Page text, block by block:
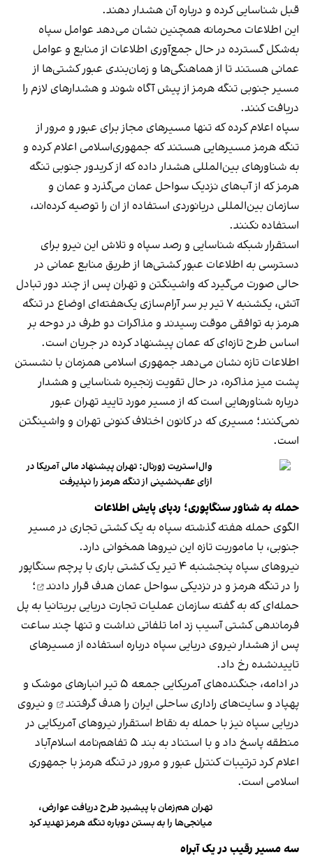
قبل شناسایی کرده و درباره آن هشدار دهند.
این اطلاعات محرمانه همچنین نشان می‌دهد عوامل سپاه
به‌شکل گسترده در حال جمع‌آوری اطلاعات از منابع و عوامل
عمانی هستند تا از هماهنگی‌ها و زمان‌بندی عبور کشتی‌ها از
مسیر جنوبی تنگه هرمز از پیش آگاه شوند و هشدارهای لازم را
دریافت کنند.
سپاه اعلام کرده که تنها مسیرهای مجاز برای عبور و مرور از
تنگه هرمز مسیرهایی هستند که جمهوری‌اسلامی اعلام کرده و
به شناورهای بین‌المللی هشدار داده که از کریدور جنوبی تنگه
هرمز که از آب‌های نزدیک سواحل عمان می‌گذرد و عمان و
سازمان بین‌المللی دریانوردی استفاده از ان را توصیه کرده‌اند،
استفاده نکنند.
استقرار شبکه شناسایی و رصد سپاه و تلاش این نیرو برای
دسترسی به اطلاعات عبور کشتی‌ها از طریق منابع عمانی در
حالی صورت می‌گیرد که واشینگتن و تهران پس از چند دور تبادل
آتش، یکشنبه ۷ تیر بر سر آرام‌سازی یک‌هفته‌ای اوضاع در تنگه
هرمز به توافقی موقت رسیدند و مذاکرات دو طرف در دوحه بر
اساس طرح تازه‌ای که عمان پیشنهاد کرده در جریان است.
اطلاعات تازه نشان می‌دهد جمهوری اسلامی همزمان با نشستن
پشت میز مذاکره، در حال تقویت زنجیره شناسایی و هشدار
درباره شناورهایی است که از مسیر مورد تایید تهران عبور
نمی‌کنند؛ مسیری که در کانون اختلاف کنونی تهران و واشینگتن
است.
وال‌استریت ژورنال: تهران پیشنهاد مالی آمریکا در
ازای عقب‌نشینی از تنگه هرمز را نپذیرفت
حمله به شناور سنگاپوری؛ ردپای پایش اطلاعات
الگوی حمله هفته گذشته سپاه به یک کشتی تجاری در مسیر
جنوبی، با ماموریت تازه این نیروها همخوانی دارد.
نیروهای سپاه پنجشنبه ۴ تیر یک کشتی باری با پرچم سنگاپور
را در تنگه هرمز و در نزدیکی سواحل عمان هدف قرار دادند
؛
حمله‌ای که به گفته سازمان عملیات تجارت دریایی بریتانیا به پل
فرماندهی کشتی آسیب زد اما تلفاتی نداشت و تنها چند ساعت
پس از هشدار نیروی دریایی سپاه درباره استفاده از مسیرهای
تاییدنشده رخ داد.
در ادامه، جنگنده‌های آمریکایی جمعه ۵ تیر انبارهای موشک و
پهپاد و سایت‌های راداری ساحلی ایران را هدف گرفتند
و نیروی
دریایی سپاه نیز با حمله به نقاط استقرار نیروهای آمریکایی در
منطقه پاسخ داد و با استناد به بند ۵ تفاهم‌نامه اسلام‌آباد
اعلام کرد ترتیبات کنترل عبور و مرور در تنگه هرمز با جمهوری
اسلامی است.
تهران هم‌زمان با پیشبرد طرح دریافت عوارض،
میانجی‌ها را به بستن دوباره تنگه هرمز تهدید کرد
سه مسیر رقیب در یک آبراه